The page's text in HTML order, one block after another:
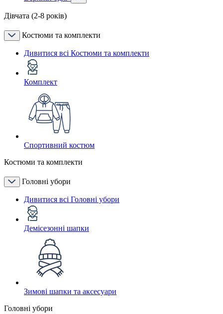
Дівчата (2-8 років)
Костюми та комплекти
Дивитися всі Костюми та комплекти
Комплект
Спортивний костюм
Костюми та комплекти
Головні убори
Дивитися всі Головні убори
Демісезонні шапки
Зимові шапки та аксесуари
Головні убори